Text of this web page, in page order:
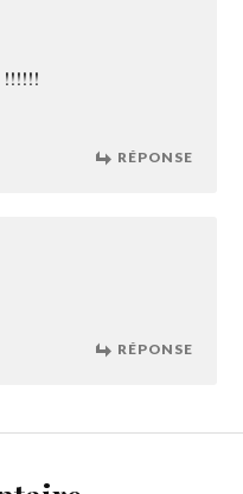
!!!!!!
RÉPONSE
RÉPONSE